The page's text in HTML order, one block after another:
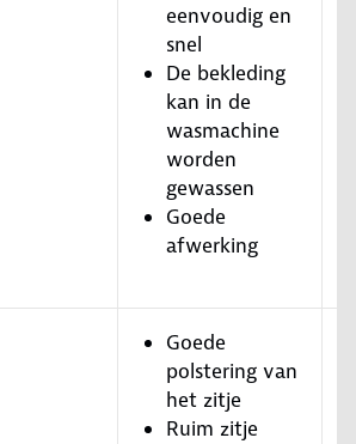
eenvoudig en
snel
De bekleding
kan in de
wasmachine
worden
gewassen
Goede
afwerking
Goede
polstering van
het zitje
Ruim zitje